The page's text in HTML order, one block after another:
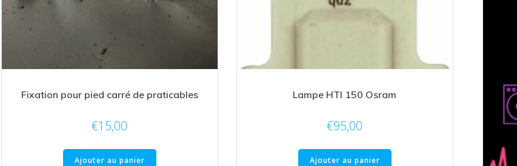
Fixation pour pied carré de praticables
€15,00
Ajouter au panier
Lampe HTI 150 Osram
€95,00
Ajouter au panier